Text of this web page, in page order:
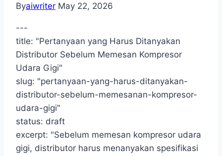
Byaiwriter May 22, 2026
---
title: "Pertanyaan yang Harus Ditanyakan
Distributor Sebelum Memesan Kompresor
Udara Gigi"
slug: "pertanyaan-yang-harus-ditanyakan-
distributor-sebelum-memesanan-kompresor-
udara-gigi"
status: draft
excerpt: "Sebelum memesan kompresor udara
gigi, distributor harus menanyakan spesifikasi